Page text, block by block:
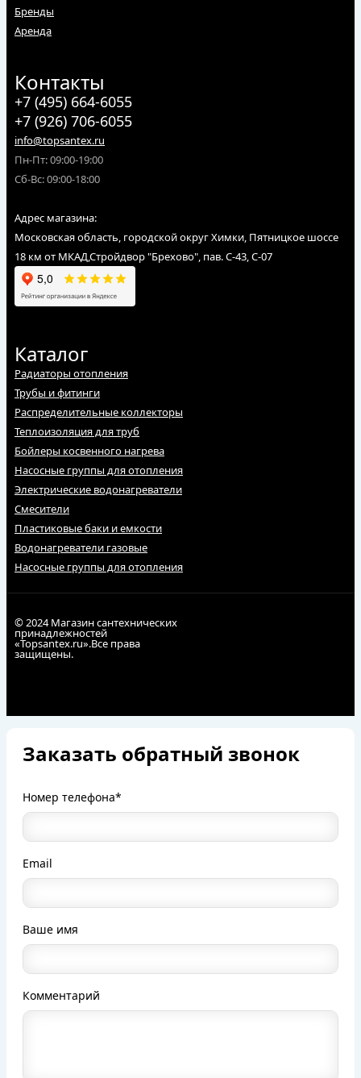
Бренды
Аренда
Контакты
+7 (495) 664-6055
+7 (926) 706-6055
info@topsantex.ru
Пн-Пт: 09:00-19:00
Сб-Вс: 09:00-18:00
Адрес магазина:
Московская область, городской округ Химки, Пятницкое шоссе
18 км от МКАД,Стройдвор "Брехово", пав. С-43, С-07
Каталог
Радиаторы отопления
Трубы и фитинги
Распределительные коллекторы
Теплоизоляция для труб
Бойлеры косвенного нагрева
Насосные группы для отопления
Электрические водонагреватели
Смесители
Пластиковые баки и емкости
Водонагреватели газовые
Насосные группы для отопления
© 2024 Магазин сантехнических
принадлежностей
«Topsantex.ru».Все права
защищены.
Заказать обратный звонок
Номер телефона*
Email
Ваше имя
Комментарий